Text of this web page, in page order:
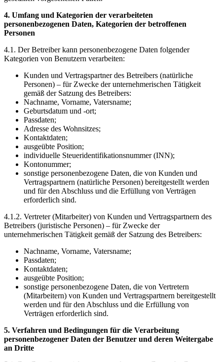
4. Umfang und Kategorien der verarbeiteten
personenbezogenen Daten, Kategorien der betroffenen
Personen
4.1. Der Betreiber kann personenbezogene Daten folgender
Kategorien von Benutzern verarbeiten:
Kunden und Vertragspartner des Betreibers (natürliche
Personen) – für Zwecke der unternehmerischen Tätigkeit
gemäß der Satzung des Betreibers:
Nachname, Vorname, Vatersname;
Geburtsdatum und -ort;
Passdaten;
Adresse des Wohnsitzes;
Kontaktdaten;
ausgeübte Position;
individuelle Steueridentifikationsnummer (INN);
Kontonummer;
sonstige personenbezogene Daten, die von Kunden und
Vertragspartnern (natürliche Personen) bereitgestellt werden
und für den Abschluss und die Erfüllung von Verträgen
erforderlich sind.
4.1.2. Vertreter (Mitarbeiter) von Kunden und Vertragspartnern des
Betreibers (juristische Personen) – für Zwecke der
unternehmerischen Tätigkeit gemäß der Satzung des Betreibers:
Nachname, Vorname, Vatersname;
Passdaten;
Kontaktdaten;
ausgeübte Position;
sonstige personenbezogene Daten, die von Vertretern
(Mitarbeitern) von Kunden und Vertragspartnern bereitgestellt
werden und für den Abschluss und die Erfüllung von
Verträgen erforderlich sind.
5. Verfahren und Bedingungen für die Verarbeitung
personenbezogener Daten der Benutzer und deren Weitergabe
an Dritte